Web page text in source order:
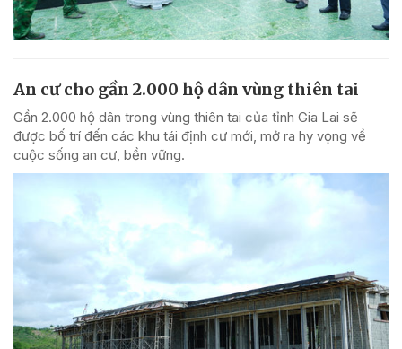
An cư cho gần 2.000 hộ dân vùng thiên tai
Gần 2.000 hộ dân trong vùng thiên tai của tỉnh Gia Lai sẽ
được bố trí đến các khu tái định cư mới, mở ra hy vọng về
cuộc sống an cư, bền vững.